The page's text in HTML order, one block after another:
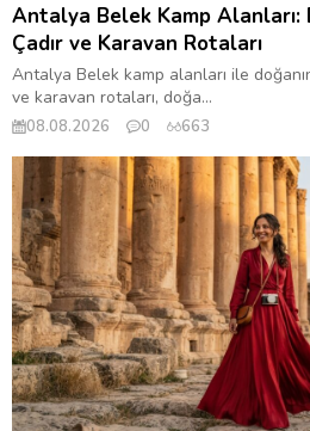
Antalya Belek Kamp Alanları:
Çadır ve Karavan Rotaları
Antalya Belek kamp alanları ile doğanın
ve karavan rotaları, doğa...
08.08.2026 0 663